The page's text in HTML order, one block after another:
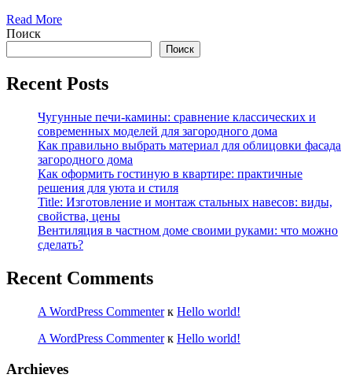
Read More
Поиск
Поиск
Recent Posts
Чугунные печи-камины: сравнение классических и
современных моделей для загородного дома
Как правильно выбрать материал для облицовки фасада
загородного дома
Как оформить гостиную в квартире: практичные
решения для уюта и стиля
Title: Изготовление и монтаж стальных навесов: виды,
свойства, цены
Вентиляция в частном доме своими руками: что можно
сделать?
Recent Comments
A WordPress Commenterк Hello world!
A WordPress Commenterк Hello world!
Archieves